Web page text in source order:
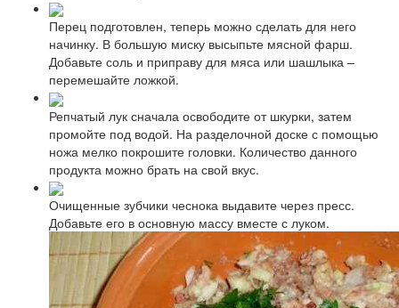
Перец подготовлен, теперь можно сделать для него
начинку. В большую миску высыпьте мясной фарш.
Добавьте соль и приправу для мяса или шашлыка –
перемешайте ложкой.
Репчатый лук сначала освободите от шкурки, затем
промойте под водой. На разделочной доске с помощью
ножа мелко покрошите головки. Количество данного
продукта можно брать на свой вкус.
Очищенные зубчики чеснока выдавите через пресс.
Добавьте его в основную массу вместе с луком.